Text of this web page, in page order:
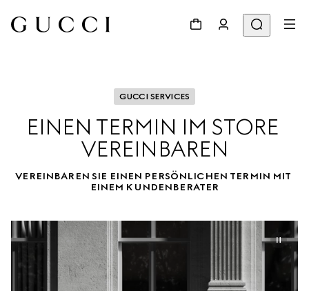
GUCCI SERVICES
EINEN TERMIN IM STORE
VEREINBAREN
VEREINBAREN SIE EINEN PERSÖNLICHEN TERMIN MIT
EINEM KUNDENBERATER